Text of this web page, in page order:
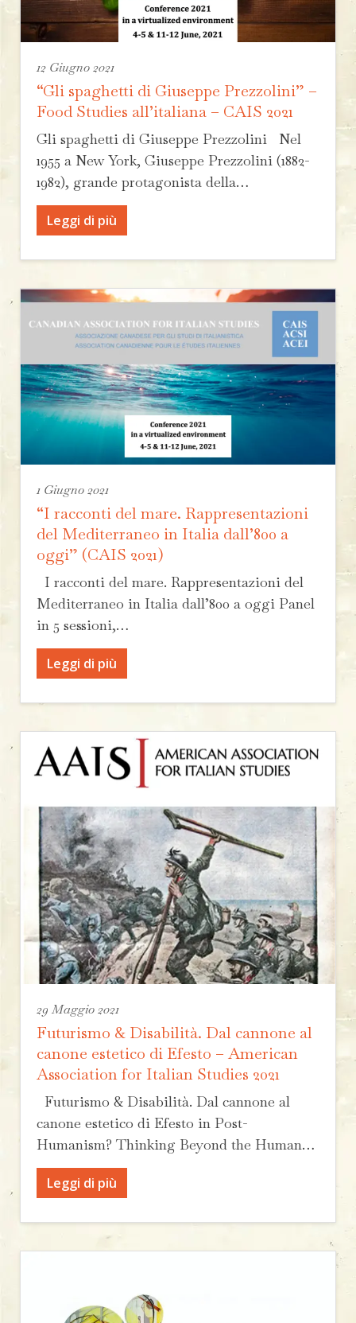
12 Giugno 2021
“Gli spaghetti di Giuseppe Prezzolini” –
Food Studies all’italiana – CAIS 2021
Gli spaghetti di Giuseppe Prezzolini Nel
1955 a New York, Giuseppe Prezzolini (1882-
1982), grande protagonista della…
Leggi di più
1 Giugno 2021
“I racconti del mare. Rappresentazioni
del Mediterraneo in Italia dall’800 a
oggi” (CAIS 2021)
I racconti del mare. Rappresentazioni del
Mediterraneo in Italia dall’800 a oggi Panel
in 5 sessioni,…
Leggi di più
29 Maggio 2021
Futurismo & Disabilità. Dal cannone al
canone estetico di Efesto – American
Association for Italian Studies 2021
Futurismo & Disabilità. Dal cannone al
canone estetico di Efesto in Post-
Humanism? Thinking Beyond the Human…
Leggi di più